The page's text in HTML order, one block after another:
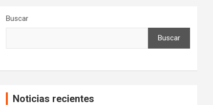
Buscar
Buscar
Noticias recientes